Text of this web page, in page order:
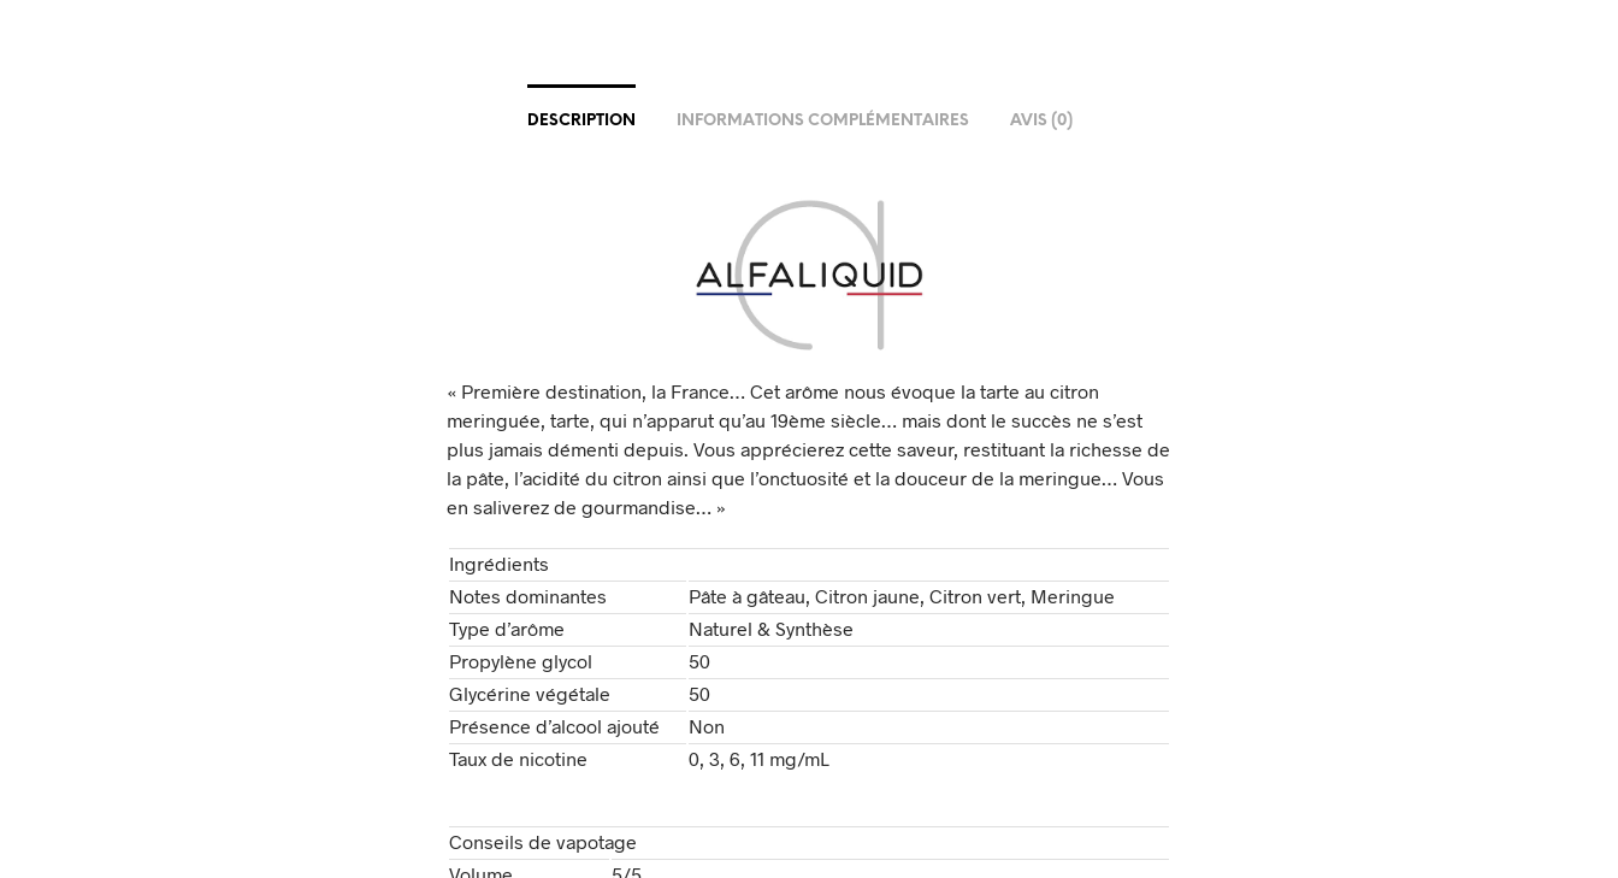
DESCRIPTION INFORMATIONS COMPLÉMENTAIRES AVIS (0)
« Première destination, la France… Cet arôme nous évoque la tarte au citron
meringuée, tarte, qui n’apparut qu’au 19ème siècle… mais dont le succès ne s’est
plus jamais démenti depuis. Vous apprécierez cette saveur, restituant la richesse de
la pâte, l’acidité du citron ainsi que l’onctuosité et la douceur de la meringue… Vous
en saliverez de gourmandise… »
Ingrédients
Notes dominantes
Pâte à gâteau, Citron jaune, Citron vert, Meringue
Type d’arôme
Naturel & Synthèse
Propylène glycol
50
Glycérine végétale
50
Présence d’alcool ajouté
Non
Taux de nicotine
0, 3, 6, 11 mg/mL
Conseils de vapotage